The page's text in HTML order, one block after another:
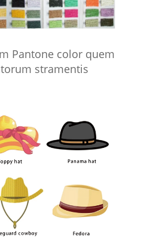
Pantone color quem
stramentis